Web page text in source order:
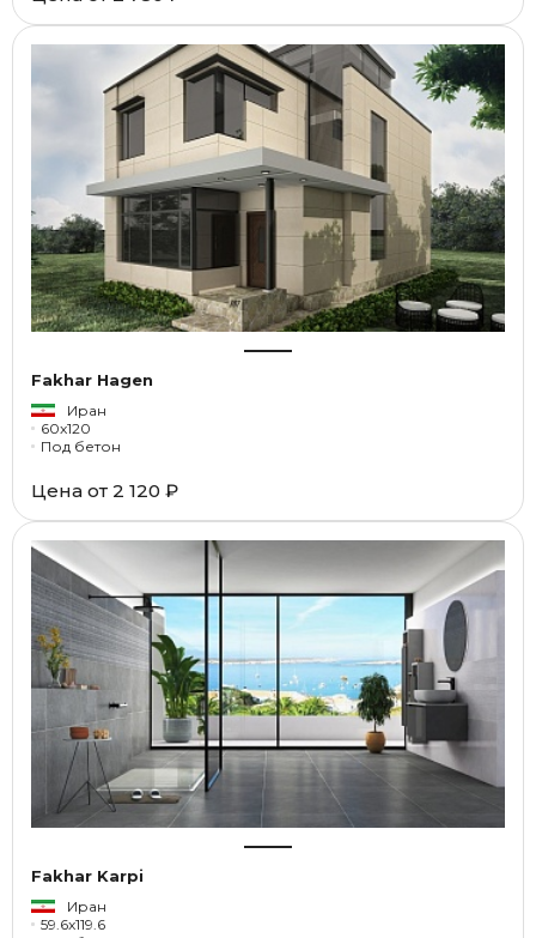
Fakhar Hagen
Иран
60x120
Под бетон
Цена от 2 120 ₽
Fakhar Karpi
Иран
59.6x119.6